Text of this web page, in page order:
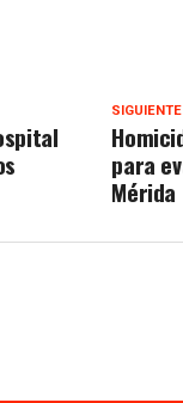
SIGUIENTE
para
Mérida